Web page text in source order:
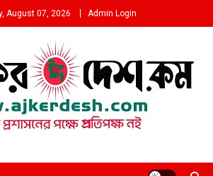
August 07, 2026 Admin Login